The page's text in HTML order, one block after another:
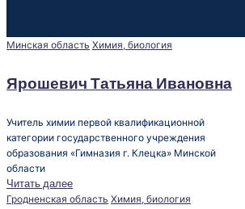
Опубликовано
Минская область Химия, биология
Ярошевич Татьяна Ивановна
Учитель химии первой квалификационной
категории государственного учреждения
образования «Гимназия г. Клецка» Минской
области
Читать далее
Опубликовано
Гродненская область Химия, биология